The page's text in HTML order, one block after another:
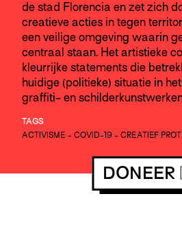
de stad Florencia en zet zich
creatieve acties in tegen
een veilige omgeving waarin
centraal staan. Het artistieke
kleurrijke statements die
huidige (politieke) situatie in
graffiti- en
TAGS
ACTIVISME - COVID-19 - CREATIEF
DONEER